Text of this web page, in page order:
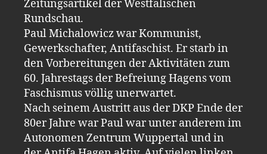
Zeitungsartikel der Westfälischen
Rundschau.
Paul Michalowicz war Kommunist,
Gewerkschafter, Antifaschist. Er starb in
den Vorbereitungen der Aktivitäten zum
60. Jahrestags der Befreiung Hagens vom
Faschismus völlig unerwartet.
Nach seinem Austritt aus der DKP Ende der
80er Jahre war Paul war unter anderem im
Autonomen Zentrum Wuppertal und in